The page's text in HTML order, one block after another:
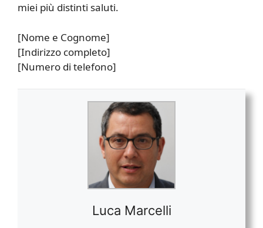
miei più distinti saluti.
[Nome e Cognome]
[Indirizzo completo]
[Numero di telefono]
Luca Marcelli